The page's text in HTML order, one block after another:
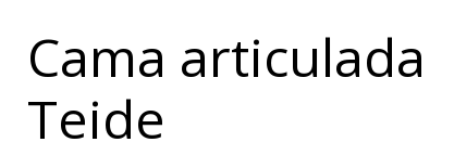
Cama articulada
Teide